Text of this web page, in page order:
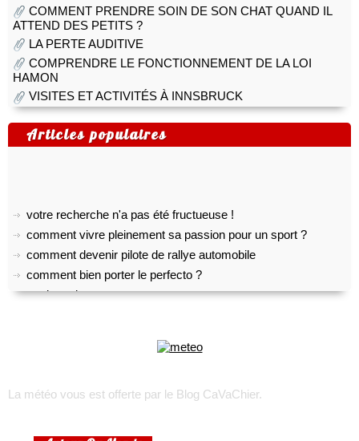
COMMENT PRENDRE SOIN DE SON CHAT QUAND IL
ATTEND DES PETITS ?
LA PERTE AUDITIVE
COMPRENDRE LE FONCTIONNEMENT DE LA LOI
HAMON
VISITES ET ACTIVITÉS À INNSBRUCK
Articles populaires
votre recherche n'a pas été fructueuse !
comment vivre pleinement sa passion pour un sport ?
comment devenir pilote de rallye automobile
comment bien porter le perfecto ?
pratiquer le yoga
choisir son appareil photo numérique
trek : comment faire pour recruter une équipe locale ?
La météo vous est offerte par le Blog CaVaChier.